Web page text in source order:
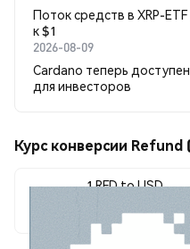
Поток средств в XRP-
к $1
2026-08-09
Cardano теперь
для инвесторов
Курс конверсии Refund
1 RFD to USD
$0.00000128